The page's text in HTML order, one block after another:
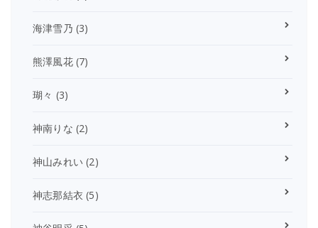
海津雪乃 (3)
熊澤風花(7)
瑚々 (3)
神南りな (2)
神山みれい (2)
神志那結衣 (5)